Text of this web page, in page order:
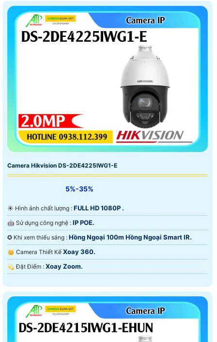
Camera Hikvision DS-2DE4225IWG1-E
5%-35%
☀️ Hình ảnh chất lượng : FULL HD 1080P .
🤖️ Sử dụng công nghệ : IP POE.
✪ Khi xem thiếu sáng : Hồng Ngoại 100m Hồng Ngoại Smart IR.
👑 Camera Thiết Kế Xoay 360.
️💫 Đặt Điểm : Xoay Zoom.